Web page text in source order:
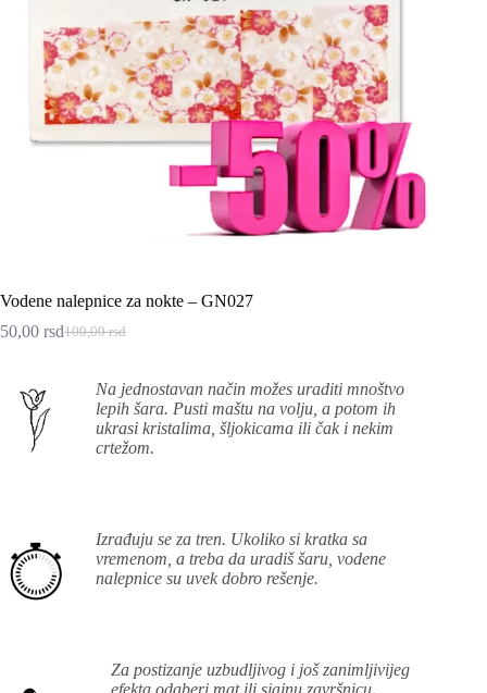
Vodene nalepnice za nokte – GN027
100,00rsd
Originalna
100,00 rsd.
50,00 rsdTrenutna
50,00 rsd.
Na jednostavan način možes uraditi mnoštvo
lepih šara. Pusti maštu na volju, a potom ih
ukrasi kristalima, šljokicama ili čak i nekim
crtežom.
Izrađuju se za tren. Ukoliko si kratka sa
vremenom, a treba da uradiš šaru, vodene
nalepnice su uvek dobro rešenje.
Za postizanje uzbudljivog i još zanimljivijeg